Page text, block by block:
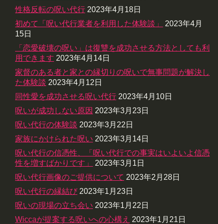
性格反転の呪い代行 2023年4月18日
初めて「呪い代行業者を利用した体験談」
2023年4月
15日
「恋愛破壊の呪い」は復讐を成功させる方法としても利
用できます 2023年4月14日
家督のある者と家との縁切りの呪いで無事問題が解決し
た体験談 2023年4月12日
同性愛を成功させる呪い代行 2023年4月10日
呪いが成功しない原因 2023年3月23日
呪い代行の体験談 2023年3月22日
家族にかけられた呪い 2023年3月14日
呪い代行の信憑性、「呪い代行での事実はいよいよ信憑
性を増すばかりです」
2023年3月1日
呪い代行画像のご提供について 2023年2月28日
呪い代行の縁結び 2023年1月23日
呪いの現場の立ち会い 2023年1月22日
Wiccaが提案する呪いへの心構え 2023年1月21日